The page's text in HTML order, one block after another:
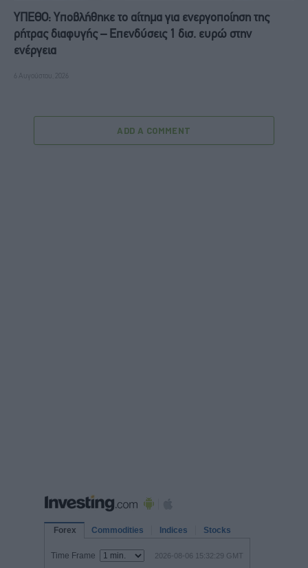
ΥΠΕΘΟ: Υποβλήθηκε το αίτημα για ενεργοποίηση της
ρήτρας διαφυγής – Επενδύσεις 1 δισ. ευρώ στην
ενέργεια
6 Αυγούστου, 2026
ADD A COMMENT